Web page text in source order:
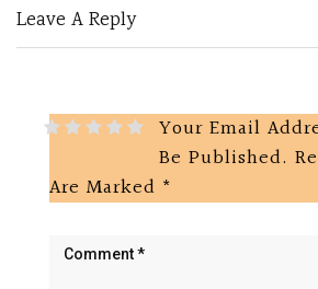
Leave A Reply
Your Email
Be Published.
Are Marked *